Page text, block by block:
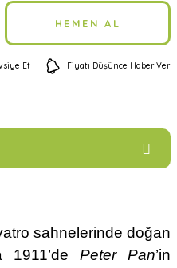
HEMEN AL
Et Fiyatı Düşünce Haber Ver
sahnelerinde doğan
1911’de Peter Pan’in